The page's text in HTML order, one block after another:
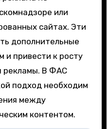
или
сайтах. Эти
дополнительные
и привести к росту
рекламы. В ФАС
подход необходим
между
контентом.